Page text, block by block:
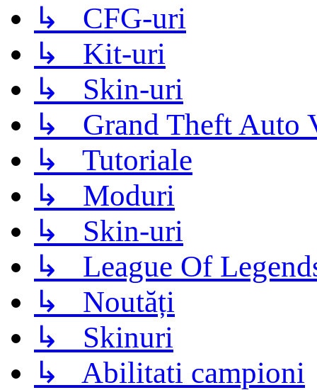
↳ CFG-uri
↳ Kit-uri
↳ Skin-uri
↳ Grand Theft Auto
↳ Tutoriale
↳ Moduri
↳ Skin-uri
↳ League Of
↳ Noutăți
↳ Skinuri
↳ Abilitati campioni